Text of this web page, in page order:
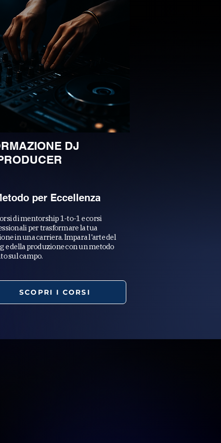
DJ
per Eccellenza
di mentorship 1-to-1 e corsi
per trasformare la tua
in una carriera. Impara l'arte del
e della produzione con un metodo
sul campo.
SCOPRI I CORSI